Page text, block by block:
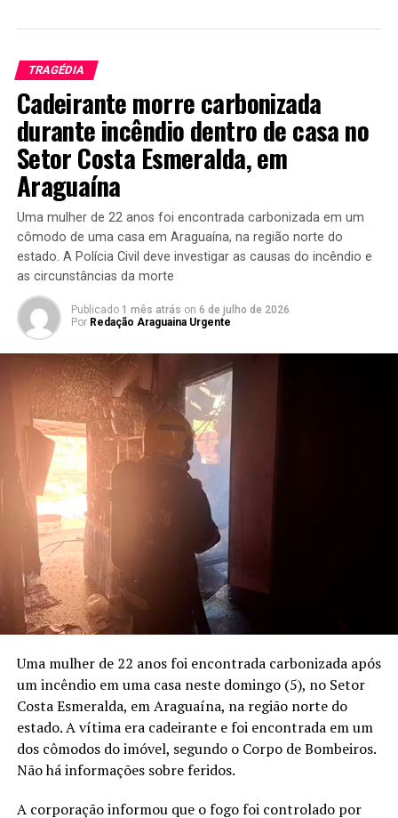
TRAGÉDIA
Cadeirante morre carbonizada
durante incêndio dentro de casa no
Setor Costa Esmeralda, em
Araguaína
Uma mulher de 22 anos foi encontrada carbonizada em um
cômodo de uma casa em Araguaína, na região norte do
estado. A Polícia Civil deve investigar as causas do incêndio e
as circunstâncias da morte
Publicado 1 mês atrás on 6 de julho de 2026
Por Redação Araguaina Urgente
Uma mulher de 22 anos foi encontrada carbonizada após
um incêndio em uma casa neste domingo (5), no Setor
Costa Esmeralda, em Araguaína, na região norte do
estado. A vítima era cadeirante e foi encontrada em um
dos cômodos do imóvel, segundo o Corpo de Bombeiros.
Não há informações sobre feridos.
A corporação informou que o fogo foi controlado por